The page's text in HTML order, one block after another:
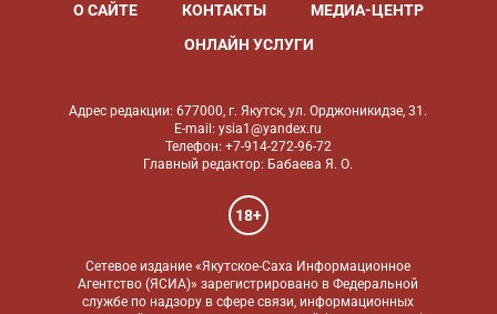
О САЙТЕ КОНТАКТЫ
МЕДИА-ЦЕНТР
ОНЛАЙН УСЛУГИ
Адрес редакции: 677000, г. Якутск, ул. Орджоникидзе, 31.
E-mail: ysia1@yandex.ru
Телефон: +7-914-272-96-72
Главный редактор: Бабаева Я. О.
18+
Сетевое издание «Якутское-Саха Информационное
Агентство (ЯСИА)» зарегистрировано в Федеральной
службе по надзору в сфере связи, информационных